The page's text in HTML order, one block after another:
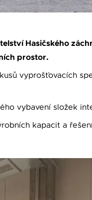
Hasičského
prostor.
vyprošťovacích
vybavení složek
kapacit a